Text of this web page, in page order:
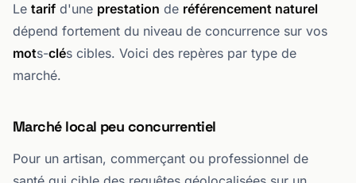
Le tarif d'une prestation de référencement naturel
dépend fortement du niveau de concurrence sur vos
mots-clés cibles. Voici des repères par type de
marché.
Marché local peu concurrentiel
Pour un artisan, commerçant ou professionnel de